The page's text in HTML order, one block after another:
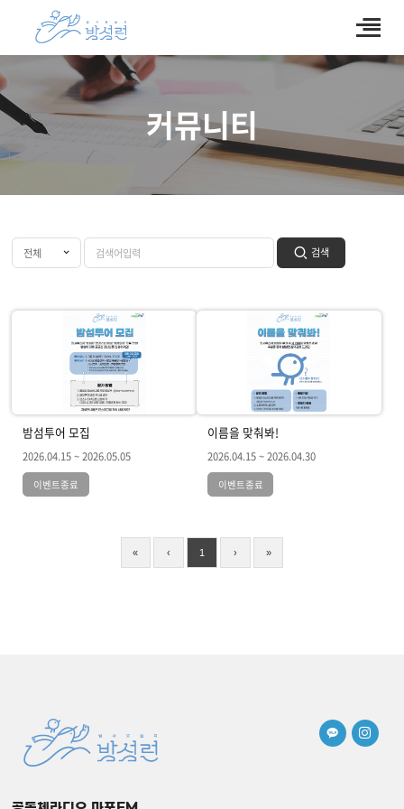
커뮤니티
검색
밤섬투어 모집
2026.04.15 ~ 2026.05.05
이름을 맞춰봐!
2026.04.15 ~ 2026.04.30
« ‹ 1 › »